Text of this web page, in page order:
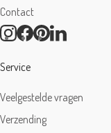
Contact
Service
Veelgestelde vragen
Verzending